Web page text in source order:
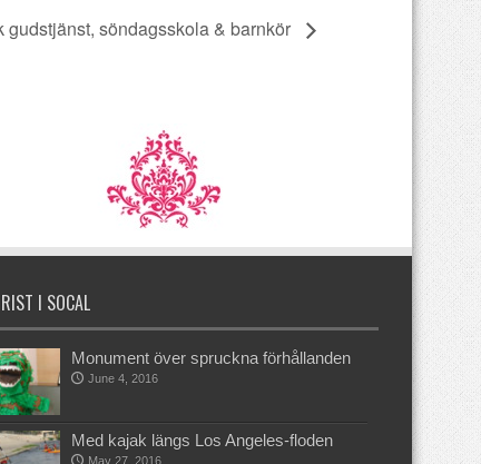
gudstjänst, söndagsskola & barnkör
I SOCAL
Monument över spruckna förhållanden
June 4, 2016
Med kajak längs Los Angeles-floden
May 27, 2016